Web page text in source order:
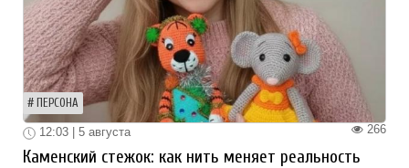
ПЕРСОНА
266
12:03 | 5 августа
Каменский стежок: как нить меняет реальность